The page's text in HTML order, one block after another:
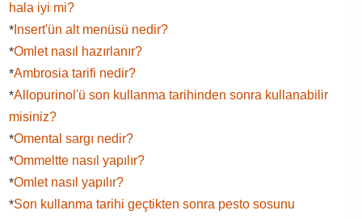
hala iyi mi?
* Insert'ün alt menüsü nedir?
*Omlet nasıl hazırlanır?
*Ambrosia tarifi nedir?
*Allopurinol'ü son kullanma tarihinden sonra kullanabilir
misiniz?
*Omental sargı nedir?
*Ommeltte nasıl yapılır?
*Omlet nasıl yapılır?
*Son kullanma tarihi geçtikten sonra pesto sosunu